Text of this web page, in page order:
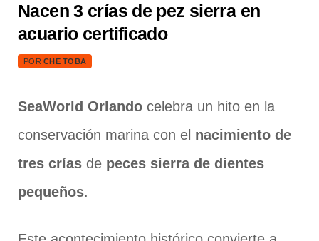
Nacen 3 crías de pez sierra en
acuario certificado
POR CHE TOBA
SeaWorld Orlando celebra un hito en la
conservación marina con el nacimiento de
tres crías de peces sierra de dientes
pequeños.